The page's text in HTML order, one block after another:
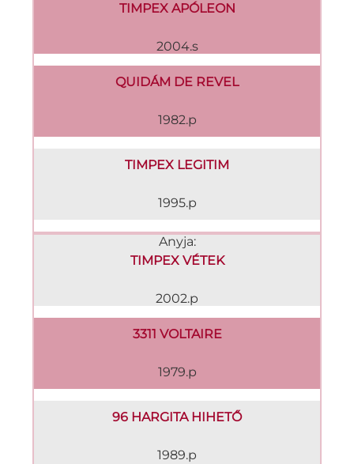
TIMPEX APÓLEON
2004.s
QUIDÁM DE REVEL
1982.p
TIMPEX LEGITIM
1995.p
Anyja:
TIMPEX VÉTEK
2002.p
3311 VOLTAIRE
1979.p
96 HARGITA HIHETŐ
1989.p